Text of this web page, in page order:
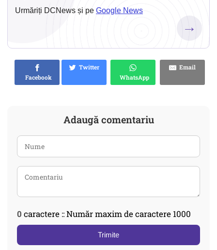
Urmăriți DCNews și pe Google News
→
Facebook
Twitter
WhatsApp
Email
Adaugă comentariu
0 caractere :: Număr maxim de caractere 1000
Trimite